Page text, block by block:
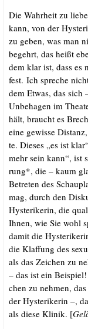
Die Wahr­heit zu
kann, von der
zu geben, was man
begehrt, das heißt
dem klar ist, dass
fest. Ich spre­che
dem Etwas, das sich
Unbe­ha­gen im
hält, braucht es
eine gewis­se
te. Die­ses „es ist
mehr sein kann“, ist
rung*, die – kaum
Betre­ten des
mag, durch den
Hys­te­ri­ke­rin, die
Ihnen, wie Sie wohl
damit die
die Klaf­fung des
als das Zei­chen zu
– das ist ein
chen zu neh­men,
der Hys­te­ri­ke­rin –,
als die­se Kli­nik. [